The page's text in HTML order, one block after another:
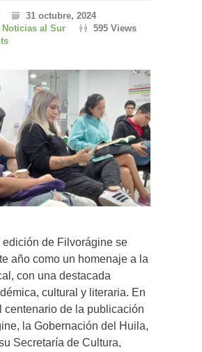
31 octubre, 2024
Noticias al Sur
595 Views
edición de Filvorágine se
año como un homenaje a la
con una destacada
cultural y literaria. En
centenario de la publicación
la Gobernación del Huila,
Secretaría de Cultura,